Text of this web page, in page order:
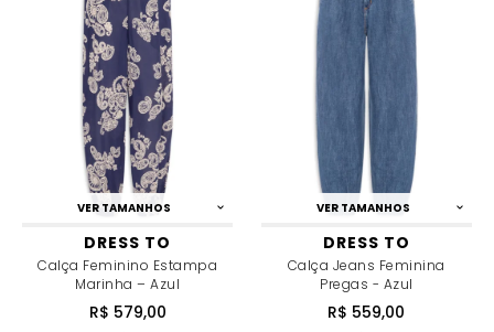
VER TAMANHOS
DRESS TO
Calça Feminino Estampa
Marinha – Azul
R$ 579,00
VER TAMANHOS
DRESS TO
Calça Jeans Feminina
Pregas - Azul
R$ 559,00